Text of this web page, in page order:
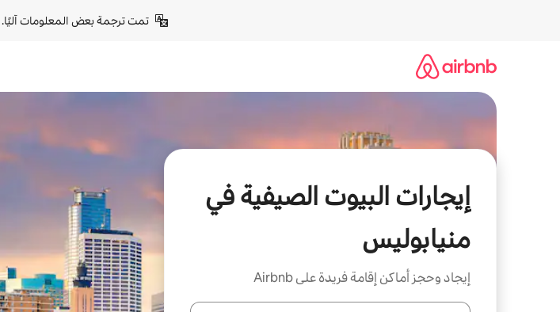
تمت ترجمة بعض المعلومات آليًا.
إيجارات البيوت الصيفية في
منيابوليس
إيجاد وحجز أماكن إقامة فريدة على Airbnb